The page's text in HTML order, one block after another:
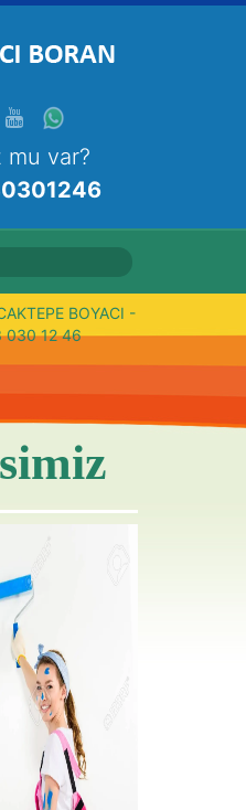
mu var?
BOYACI -
030 12 46